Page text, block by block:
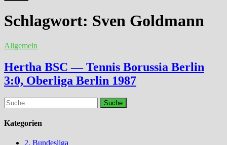
Schlagwort: Sven Goldmann
Allgemein
Hertha BSC — Tennis Borussia Berlin
3:0, Oberliga Berlin 1987
Suche
nach:
Kategorien
2. Bundesliga